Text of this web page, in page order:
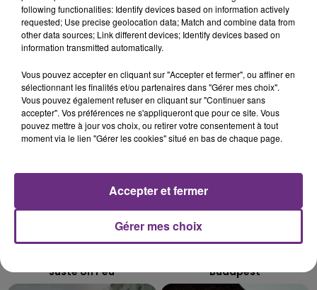
SES PORTES
C'était l'une des institutions du centre-ville
rémois. Le magasin JouéClub est contraint de
TITRES DIFFUSÉS
9h50
9h50
Juste Un Peu
9h46
9h46
Budapest
following functionalities: Identify devices based on information actively
requested; Use precise geolocation data; Match and combine data from
other data sources; Link different devices; Identify devices based on
information transmitted automatically.
Vous pouvez accepter en cliquant sur "Accepter et fermer", ou affiner en
sélectionnant les finalités et/ou partenaires dans "Gérer mes choix".
Vous pouvez également refuser en cliquant sur "Continuer sans
accepter". Vos préférences ne s'appliqueront que pour ce site. Vous
pouvez mettre à jour vos choix, ou retirer votre consentement à tout
moment via le lien "Gérer les cookies" situé en bas de chaque page.
Gérer mes choix
Accepter et fermer